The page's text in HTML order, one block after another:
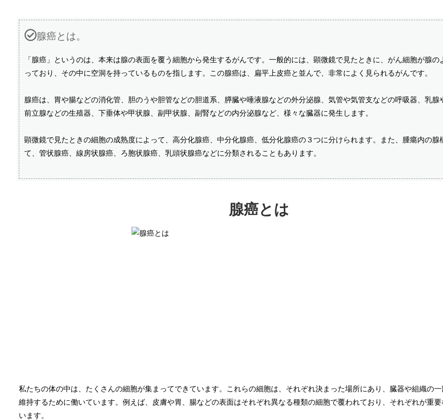
腺癌とは。
「腺癌」というのは、本来は腺の表面を覆う細胞から発生するがんです。一般的には、顕微鏡で見たときに、がん細胞が腺の
っており、その中に空洞を持っているものを指します。この腺癌は、扁平上皮癌と並んで、非常によく見られるがんです。
腺癌は、胃や腸などの消化管、胆のうや胆管などの胆道系、膵臓や唾液腺などの外分泌腺、気管や気管支などの呼吸器、乳腺
前立腺などの生殖器、下垂体や甲状腺、副甲状腺、副腎などの内分泌腺など、様々な臓器に発生します。
顕微鏡で見たときの細胞の成熟度によって、高分化腺癌、中分化腺癌、低分化腺癌の３つに分けられます。また、腫瘍内の腺
て、管状腺癌、線房状腺癌、ろ胞状腺癌、乳頭状腺癌などに分類されることもあります。
腺癌とは
私たちの体の中は、たくさんの細胞が集まってできています。これらの細胞は、それぞれ決まった場所にあり、臓器や組織の
維持するために働いています。例えば、皮膚や胃、腸などの表面はそれぞれ異なる種類の細胞で覆われており、それぞれが重
います。